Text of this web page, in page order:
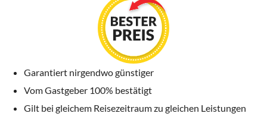
Garantiert nirgendwo günstiger
Vom Gastgeber 100% bestätigt
Gilt bei gleichem Reisezeitraum zu gleichen Leistungen